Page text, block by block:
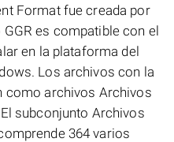
Format fue creada por
es compatible con el
en la plataforma del
Los archivos con la
como archivos Archivos
subconjunto Archivos
364 varios